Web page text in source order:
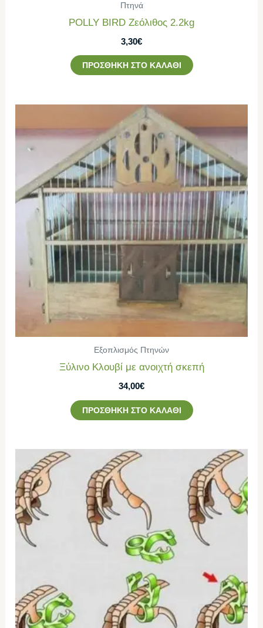
Πτηνά
POLLY BIRD Ζεόλιθος 2.2kg
3,30€
ΠΡΟΣΘΉΚΗ ΣΤΟ ΚΑΛΆΘΙ
Εξοπλισμός Πτηνών
Ξύλινο Κλουβί με ανοιχτή σκεπή
34,00€
ΠΡΟΣΘΉΚΗ ΣΤΟ ΚΑΛΆΘΙ